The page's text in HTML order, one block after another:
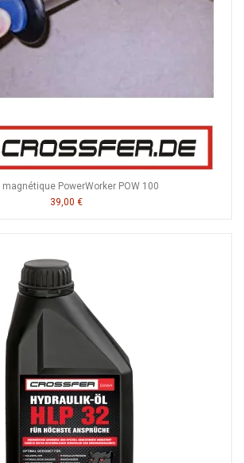
magnétique PowerWorker POW 100
39,00 €